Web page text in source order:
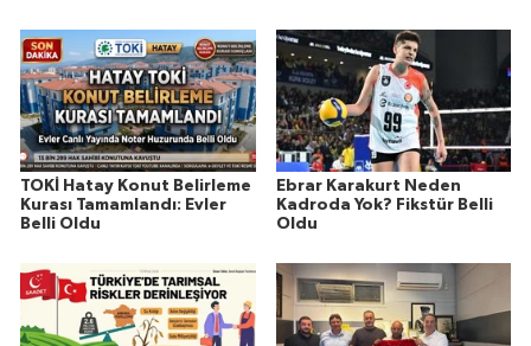
TOKİ Hatay Konut Belirleme
Kurası Tamamlandı: Evler
Belli Oldu
Ebrar Karakurt Neden
Kadroda Yok? Fikstür Belli
Oldu